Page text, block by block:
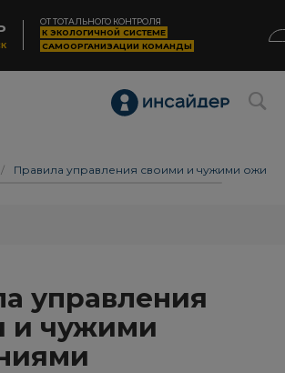
ОТ ТОТАЛЬНОГО КОНТРОЛЯ
К ЭКОЛОГИЧНОЙ СИСТЕМЕ
САМООРГАНИЗАЦИИ КОМАНДЫ
/ Правила управления своими и чужими
управления
и чужими